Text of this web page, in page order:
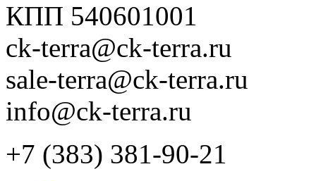
КПП 540601001
ck-terra@ck-terra.ru
sale-terra@ck-terra.ru
info@ck-terra.ru
+7 (383) 381-90-21